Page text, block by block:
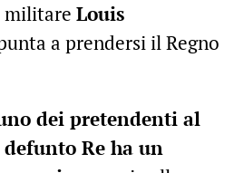
militare Louis
a prendersi il Regno
dei pretendenti al
Re ha un